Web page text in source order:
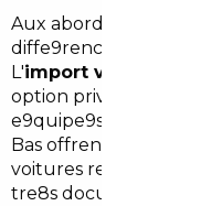
Aux abords de la
diffe9rences de prix
L'import voiture
option privilégie9e
e9quipe9s ou mieux
Bas offrent
voitures re9centes
tre8s documente9es.